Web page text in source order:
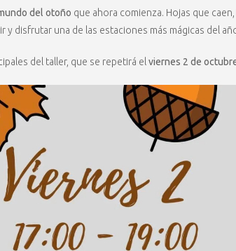
del otoño que ahora comienza. Hojas que
y disfrutar una de las estaciones más mágicas del
del taller, que se repetirá el viernes 2 de